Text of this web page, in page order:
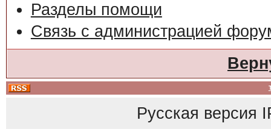
Разделы помощи
Связь с администрацией
Русская версия